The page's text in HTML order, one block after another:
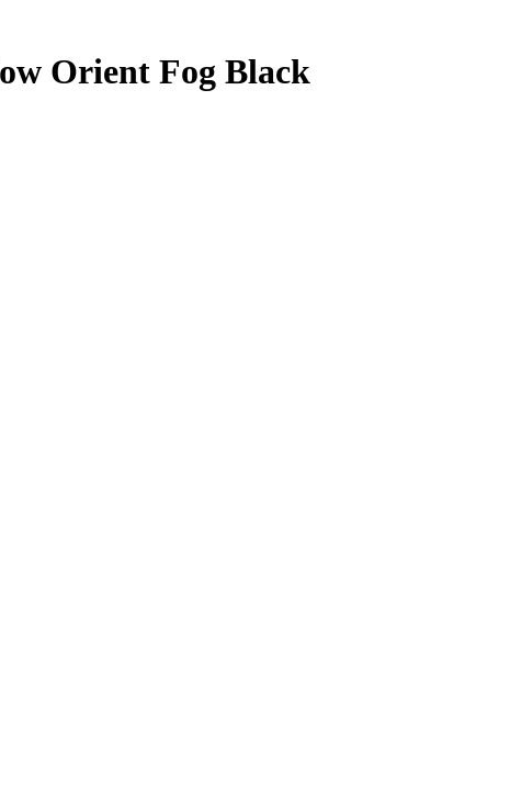
Orient Fog Black